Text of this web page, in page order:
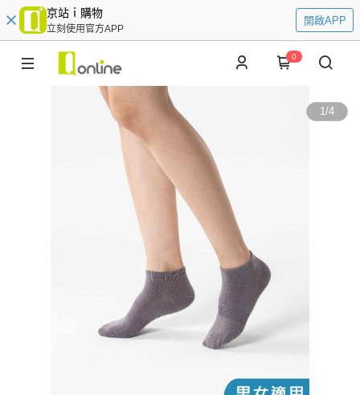
京站ｉ購物
立刻使用官方APP
開啟APP
0
1/4